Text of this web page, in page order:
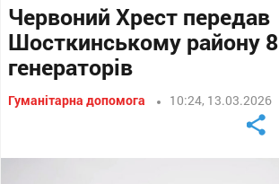
Червоний Хрест передав
Шосткинському району 8
генераторів
Гуманітарна допомога 10:24, 13.03.2026